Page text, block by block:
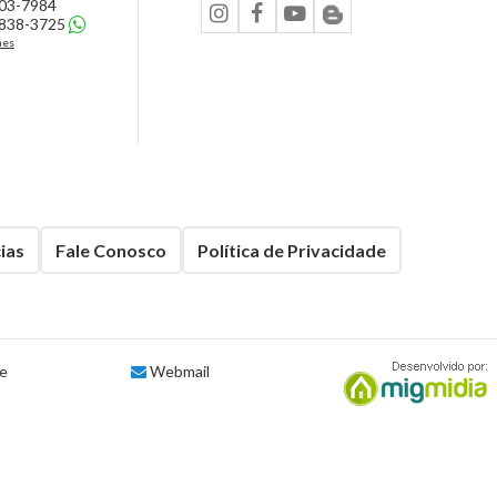
Residencial Miami Beach (2)
7984
3725
Fale Conosco Política de Privacidade
Webmail